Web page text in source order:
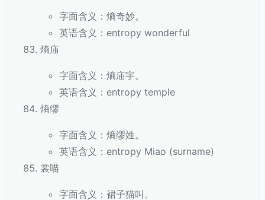
字面含义：熵奇妙。
英语含义：entropy wonderful
熵庙
字面含义：熵庙宇。
英语含义：entropy temple
熵缪
字面含义：熵缪姓。
英语含义：entropy Miao (surname)
裳喵
字面含义：裙子猫叫。